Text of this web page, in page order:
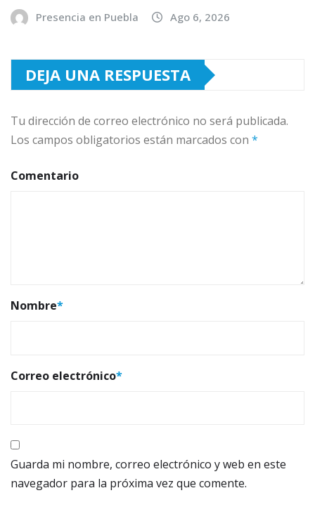
Presencia en Puebla Ago 6, 2026
DEJA UNA RESPUESTA
Tu dirección de correo electrónico no será publicada.
Los campos obligatorios están marcados con *
Comentario
Nombre*
Correo electrónico*
Guarda mi nombre, correo electrónico y web en este
navegador para la próxima vez que comente.